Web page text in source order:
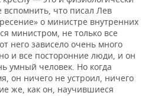
что писал Лев
о министре внутренних
министром, не только все
него зависело очень много
и все посторонние люди, и он
умный человек. Но когда
он ничего не устроил, ничего
же, как он, научившиеся